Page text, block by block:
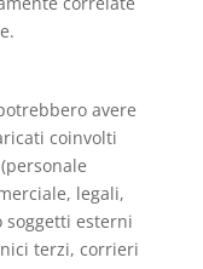
avere
coinvolti
legali,
soggetti esterni
terzi, corrieri